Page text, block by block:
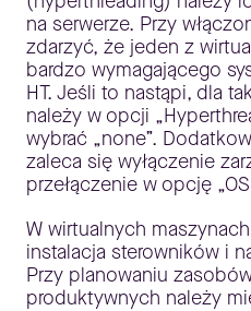
na serwerze. Przy
zdarzyć, że jeden z
bardzo wymagającego
HT. Jeśli to nastąpi, dla
należy w opcji
wybrać „none”.
zaleca się wyłączenie
przełączenie w opcję
W wirtualnych
instalacja sterowników i
Przy planowaniu
produktywnych należy